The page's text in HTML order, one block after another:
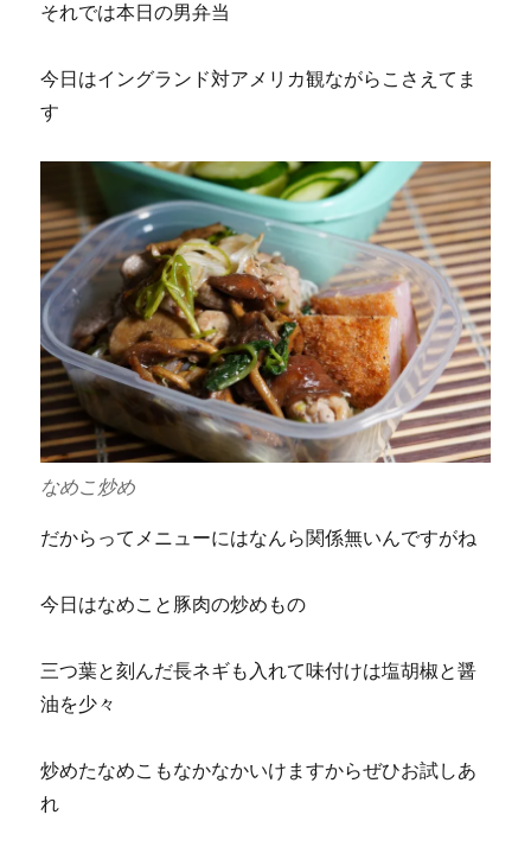
それでは本日の男弁当
今日はイングランド対アメリカ観ながらこさえてま
す
なめこ炒め
だからってメニューにはなんら関係無いんですがね
今日はなめこと豚肉の炒めもの
三つ葉と刻んだ長ネギも入れて味付けは塩胡椒と醤
油を少々
炒めたなめこもなかなかいけますからぜひお試しあ
れ